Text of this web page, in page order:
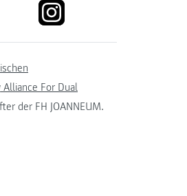
Alliance For Dual
der FH JOANNEUM.